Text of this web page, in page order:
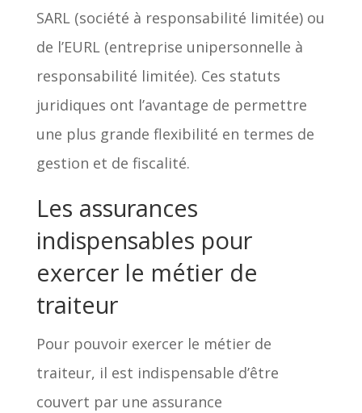
SARL (société à responsabilité limitée) ou
de l’EURL (entreprise unipersonnelle à
responsabilité limitée). Ces statuts
juridiques ont l’avantage de permettre
une plus grande flexibilité en termes de
gestion et de fiscalité.
Les assurances
indispensables pour
exercer le métier de
traiteur
Pour pouvoir exercer le métier de
traiteur, il est indispensable d’être
couvert par une assurance